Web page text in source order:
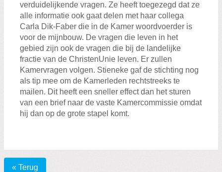
verduidelijkende vragen. Ze heeft toegezegd dat ze
alle informatie ook gaat delen met haar collega
Carla Dik-Faber die in de Kamer woordvoerder is
voor de mijnbouw. De vragen die leven in het
gebied zijn ook de vragen die bij de landelijke
fractie van de ChristenUnie leven. Er zullen
Kamervragen volgen. Stieneke gaf de stichting nog
als tip mee om de Kamerleden rechtstreeks te
mailen. Dit heeft een sneller effect dan het sturen
van een brief naar de vaste Kamercommissie omdat
hij dan op de grote stapel komt.
« Terug